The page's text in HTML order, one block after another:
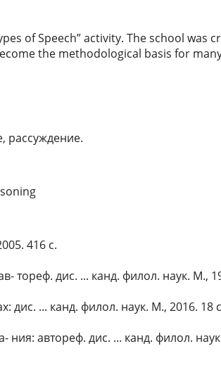
of Speech” activity. The school was
the methodological basis for
рассуждение.
416 с.
дис. ... канд. филол. наук. М.,
дис. ... канд. филол. наук. М., 2016. 18
автореф. дис. ... канд. филол.